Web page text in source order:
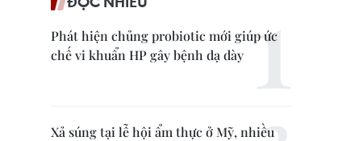
Phát hiện chủng probiotic mới giúp ức
chế vi khuẩn HP gây bệnh dạ dày
Xả súng tại lễ hội ẩm thực ở Mỹ, nhiều